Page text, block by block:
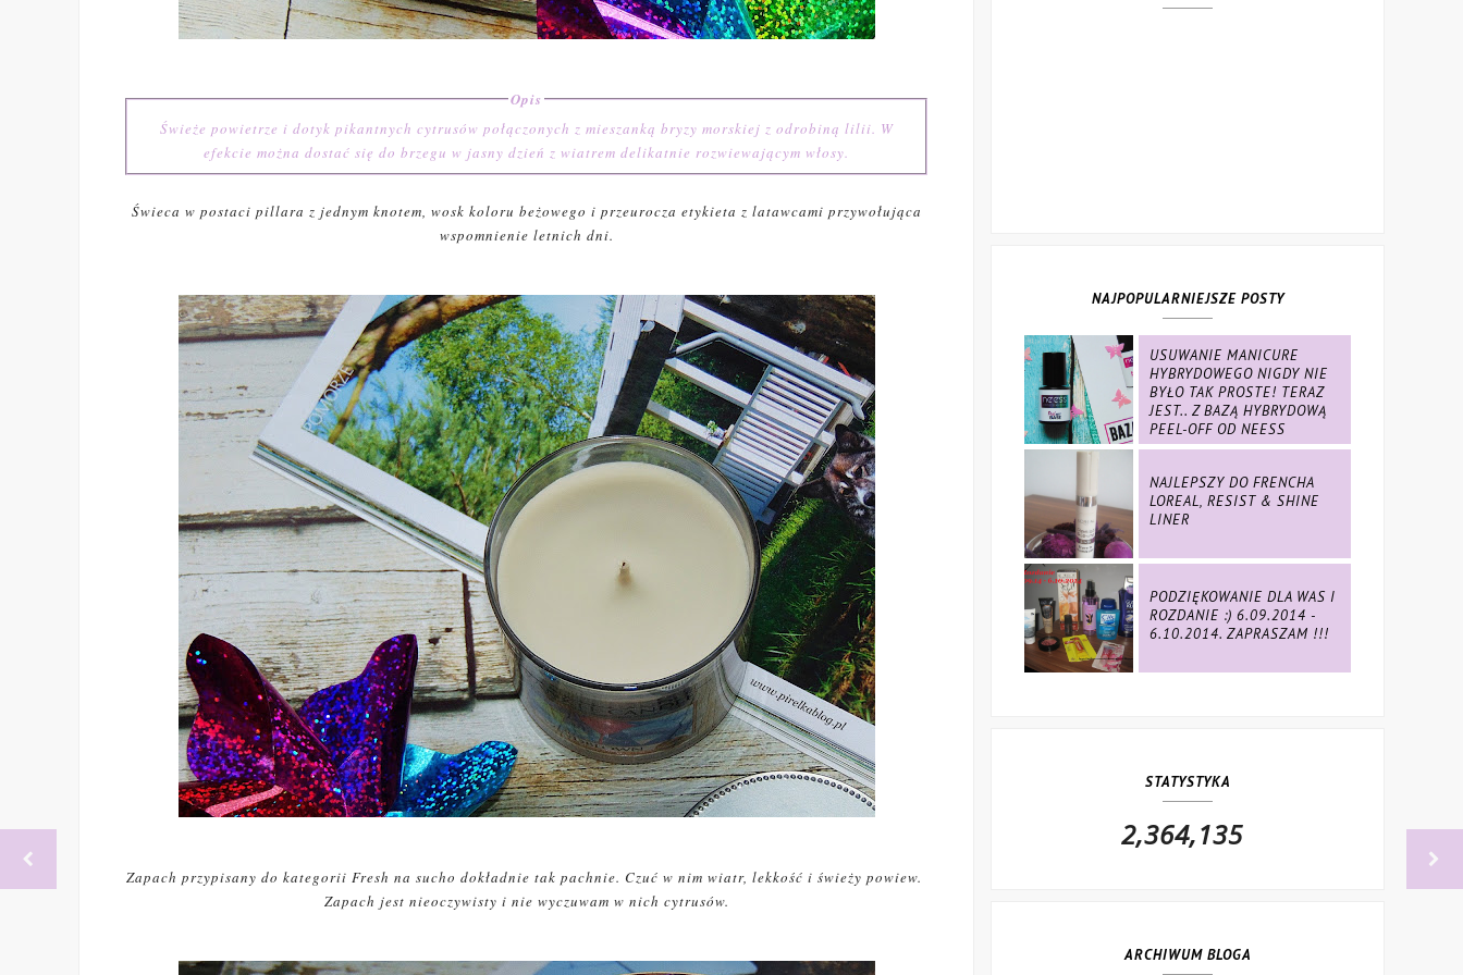
Opis
Świeże powietrze i dotyk pikantnych cytrusów połączonych z mieszanką bryzy morskiej z odrobiną lilii. W
efekcie można dostać się do brzegu w jasny dzień z wiatrem delikatnie rozwiewającym włosy.
Świeca w postaci pillara z jednym knotem, wosk koloru beżowego i przeurocza etykieta z latawcami przywołująca
wspomnienie letnich dni.
Zapach przypisany do kategorii Fresh na sucho dokładnie tak pachnie. Czuć w nim wiatr, lekkość i świeży powiew.
Zapach jest nieoczywisty i nie wyczuwam w nich cytrusów.
NAJPOPULARNIEJSZE POSTY
USUWANIE MANICURE
HYBRYDOWEGO NIGDY NIE
BYŁO TAK PROSTE! TERAZ
JEST.. Z BAZĄ HYBRYDOWĄ
PEEL-OFF OD NEESS
NAJLEPSZY DO FRENCHA
LOREAL, RESIST & SHINE
LINER
PODZIĘKOWANIE DLA WAS I
ROZDANIE :) 6.09.2014 -
6.10.2014. ZAPRASZAM !!!
STATYSTYKA
2,364,135
ARCHIWUM BLOGA